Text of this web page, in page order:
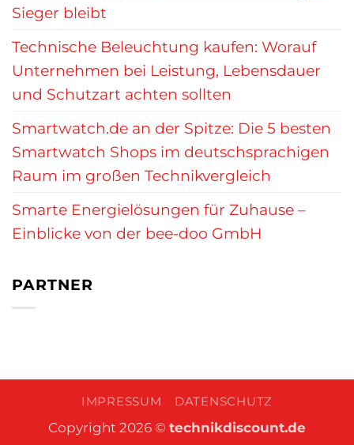
Sieger bleibt
Technische Beleuchtung kaufen: Worauf
Unternehmen bei Leistung, Lebensdauer
und Schutzart achten sollten
Smartwatch.de an der Spitze: Die 5 besten
Smartwatch Shops im deutschsprachigen
Raum im großen Technikvergleich
Smarte Energielösungen für Zuhause –
Einblicke von der bee-doo GmbH
PARTNER
IMPRESSUM DATENSCHUTZ
Copyright 2026 © technikdiscount.de